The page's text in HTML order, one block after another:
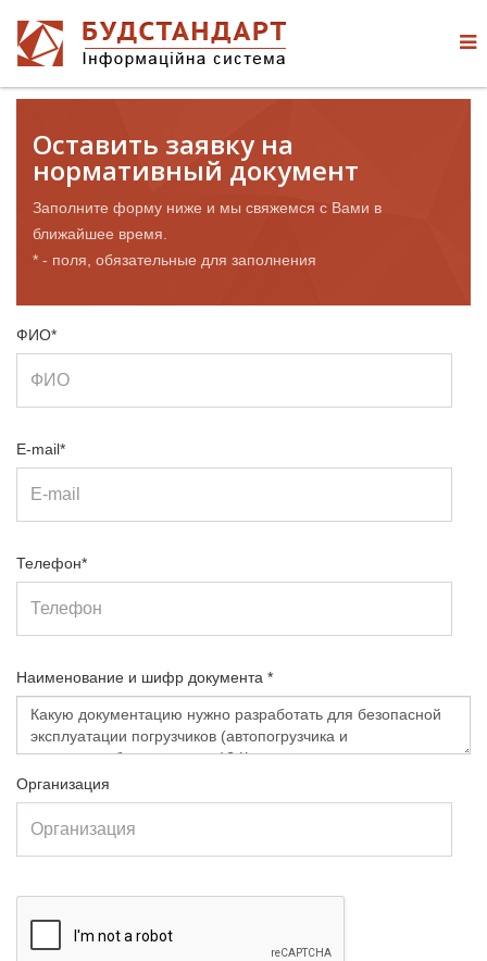
Оставить заявку на
нормативный документ
Заполните форму ниже и мы свяжемся с Вами в
ближайшее время.
* - поля, обязательные для заполнения
ФИО*
E-mail*
Телефон*
Наименование и шифр документа *
Организация